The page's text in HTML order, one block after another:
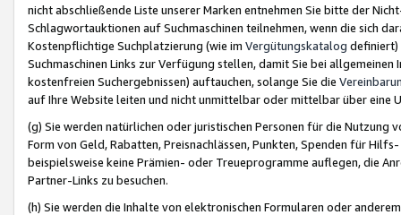
nicht abschließende Liste unserer Marken entnehmen Sie bitte der
Schlagwortauktionen auf Suchmaschinen teilnehmen, wenn die sich
Kostenpflichtige Suchplatzierung (wie im Vergütungskatalog definiert)
Suchmaschinen Links zur Verfügung stellen, damit Sie bei
kostenfreien Suchergebnissen) auftauchen, solange Sie die
auf Ihre Website leiten und nicht unmittelbar oder mittelbar über eine
(g) Sie werden natürlichen oder juristischen Personen für die Nutzung
Form von Geld, Rabatten, Preisnachlässen, Punkten, Spenden für
beispielsweise keine Prämien- oder Treueprogramme auflegen, die
Partner-Links zu besuchen.
(h) Sie werden die Inhalte von elektronischen Formularen oder